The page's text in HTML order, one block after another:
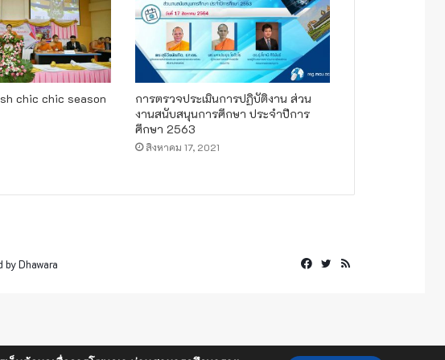
chic chic season
การตรวจประเมินการปฏิบัติงาน ส่วน
งานสนับสนุนการศึกษา ประจำปีการ
ศึกษา 2563
สิงหาคม 17, 2021
Dhawara Facebook
Twitter
RSS